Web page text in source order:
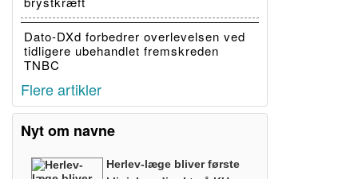
Dato-DXd forbedrer overlevelsen ved
tidligere ubehandlet fremskreden
TNBC
Flere artikler
Nyt om navne
Herlev-læge bliver første